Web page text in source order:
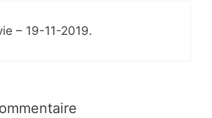
– 19-11-2019.